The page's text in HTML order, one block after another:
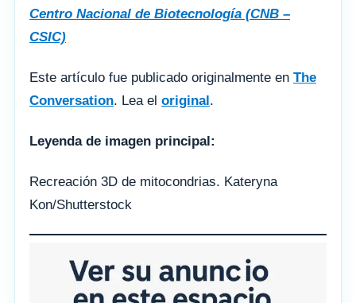
Centro Nacional de Biotecnología (CNB –
CSIC)
Este artículo fue publicado originalmente en The
Conversation. Lea el original.
Leyenda de imagen principal:
Recreación 3D de mitocondrias. Kateryna
Kon/Shutterstock